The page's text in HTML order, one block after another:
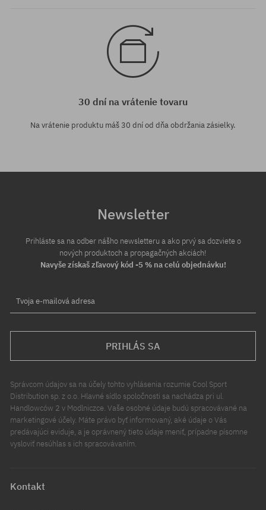
30 dní na vrátenie tovaru
Na vrátenie produktu máš 30 dní od dňa obdržania zásielky.
Newsletter
Prihláste sa na odber nášho newsletteru a ako prvý sa dozviete o
nových produktoch a propagačných akciách!
Navyše získaš zľavový kód -5 % na celú objednávku!
Tvoja e-mailová adresa
PRIHLÁS SA
Správcom údajov sa na účely tohto vyhlásenia rozumie Cool Sport
Distribution sp. z o.o. Hlavné sídlo spoločnosti sa nachádza pri ul.
Handlowców 2 v Modlniczce. Vaše osobné údaje budú spracovávané na
marketingové účely. Máte právo byť informovaný, aké údaje o Vás
predávajúci eviduje, a je oprávnený tieto údaje meniť, prípadne písomne
vysloviť nesúhlas s ich spracovávaním.
Kontakt